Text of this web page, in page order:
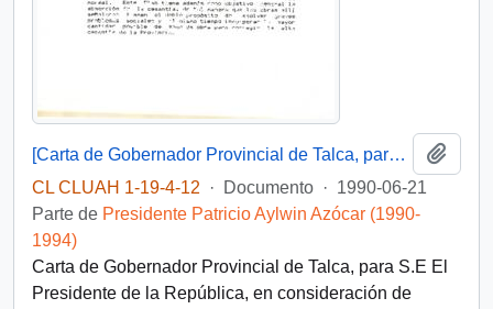
[Carta de Gobernador Provincial de Talca, para S.E El Presidente de la República]
CL CLUAH 1-19-4-12
· Documento · 1990-06-21
Parte de Presidente Patricio Aylwin Azócar (1990-
1994)
Carta de Gobernador Provincial de Talca, para S.E El
Presidente de la República, en consideración de